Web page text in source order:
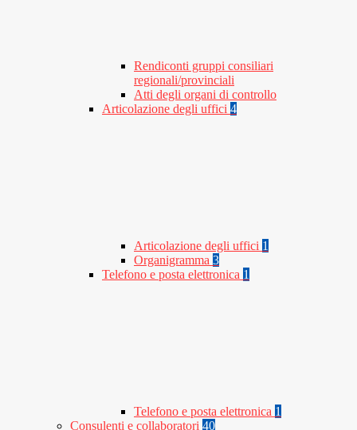
Rendiconti gruppi consiliari
regionali/provinciali
Atti degli organi di controllo
Articolazione degli uffici 4
Articolazione degli uffici 1
Organigramma 3
Telefono e posta elettronica 1
Telefono e posta elettronica 1
Consulenti e collaboratori 40